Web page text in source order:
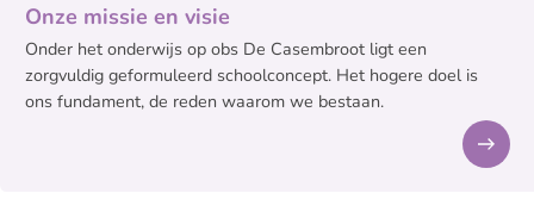
Onze missie en visie
Onder het onderwijs op obs De Casembroot ligt een
zorgvuldig geformuleerd schoolconcept. Het hogere doel is
ons fundament, de reden waarom we bestaan.